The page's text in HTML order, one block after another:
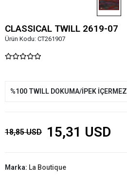
CLASSICAL TWILL 2619-07
Ürün Kodu: CT261907
%100 TWILL DOKUMA/İPEK İÇERMEZ
18,85 USD 15,31 USD
Marka: La Boutique